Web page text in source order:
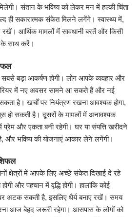
संतान के भविष्य को लेकर मन में हल्की चिंता
ही सकारात्मक संकेत मिलने लगेंगे। स्वास्थ्य में,
आर्थिक मामलों में सावधानी बरतें और किसी
के साथ करें।
बड़ा आकर्षण होगी। लोग आपके व्यवहार और
करियर में नए अवसर सामने आ सकते हैं और नई
है। खर्चों पर नियंत्रण रखना आवश्यक होगा,
हो सकती है। दूसरों के मामलों में अनावश्यक
और एकता बनी रहेगी। घर या संपत्ति खरीदने
और भविष्य की योजनाएं आकार लेने लगेंगी।
क्षेत्रों में आपके लिए अच्छे संकेत दिखाई दे रहे
और पहचान में वृद्धि होगी। हालांकि कोई
अटक सकती है, इसलिए धैर्य बनाए रखें। समय
आज बेहद जरूरी रहेगा। आसपास के लोगों को